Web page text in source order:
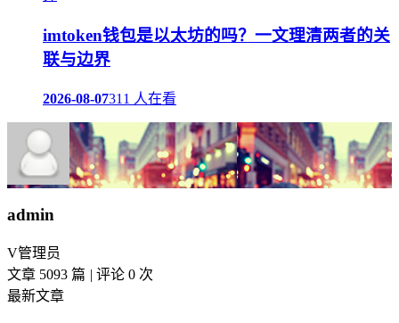
imtoken钱包是以太坊的吗？一文理清两者的关
联与边界
2026-08-07311 人在看
admin
V管理员
文章 5093 篇 | 评论 0 次
最新文章